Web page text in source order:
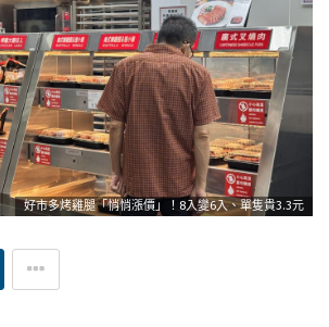
好市多烤雞腿「悄悄漲價」！8入變6入、單隻貴3.3元